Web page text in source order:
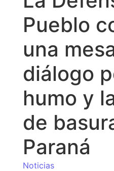
Pueblo
una
diálogo
humo y
de
Paraná
Noticias